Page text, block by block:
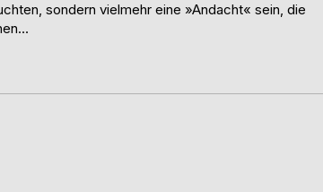
sondern vielmehr eine »Andacht« sein, die